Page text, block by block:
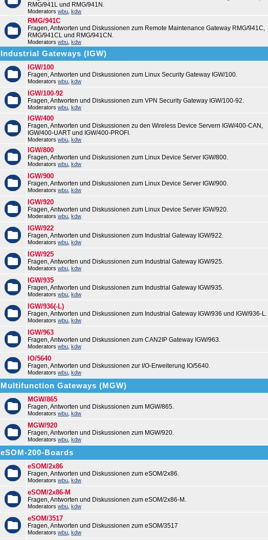
RMG/941L und RMG/941N.
Moderators wbu kdw
RMG/941C
Fragen, Antworten und Diskussionen zum Remote Maintenance Gateway RMG/941C,
RMG/941CL und RMG/941CN.
Moderators wbu kdw
Industrial Gateways (IGW)
IGW/100
Fragen, Antworten und Diskussionen zum Linux Security Gateway IGW/100.
Moderators wbu kdw
IGW/100-92
Fragen, Antworten und Diskussionen zum VPN Security Gateway IGW/100-92.
Moderators wbu kdw
IGW/400
Fragen, Antworten und Diskussionen zu den Wireless Device Servern IGW/400-CAN,
IGW/400-UART und IGW/400-PROFI.
Moderators wbu kdw
IGW/800
Fragen, Antworten und Diskussionen zum Linux Device Server IGW/800.
Moderators wbu kdw
IGW/900
Fragen, Antworten und Diskussionen zum Linux Device Server IGW/900.
Moderators wbu kdw
IGW/920
Fragen, Antworten und Diskussionen zum Linux Device Server IGW/920.
Moderators wbu kdw
IGW/922
Fragen, Antworten und Diskussionen zum Industrial Gateway IGW/922.
Moderators wbu kdw
IGW/925
Fragen, Antworten und Diskussionen zum Industrial Gateway IGW/925.
Moderators wbu kdw
IGW/935
Fragen, Antworten und Diskussionen zum Industrial Gateway IGW/935.
Moderators wbu kdw
IGW/936(-L)
Fragen, Antworten und Diskussionen zum Industrial Gateway IGW/936 und IGW/936-L.
Moderators wbu kdw
IGW/963
Fragen, Antworten und Diskussionen zum CAN2IP Gateway IGW/963.
Moderators wbu kdw
IO/5640
Fragen, Antworten und Diskussionen zur I/O-Erweiterung IO/5640.
Moderators wbu kdw
Multifunction Gateways (MGW)
MGW/865
Fragen, Antworten und Diskussionen zum MGW/865.
Moderators wbu kdw
MGW/920
Fragen, Antworten und Diskussionen zum MGW/920.
Moderators wbu kdw
eSOM-200-Boards
eSOM/2x86
Fragen, Antworten und Diskussionen zum eSOM/2x86.
Moderators wbu kdw
eSOM/2x86-M
Fragen, Antworten und Diskussionen zum eSOM/2x86-M.
Moderators wbu kdw
eSOM/3517
Fragen, Antworten und Diskussionen zum eSOM/3517
Moderators wbu kdw